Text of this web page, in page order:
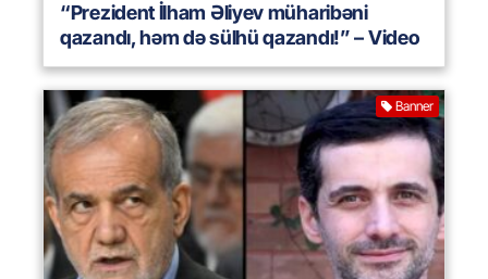
“Prezident İlham Əliyev müharibəni
qazandı, həm də sülhü qazandı!” – Video
Banner